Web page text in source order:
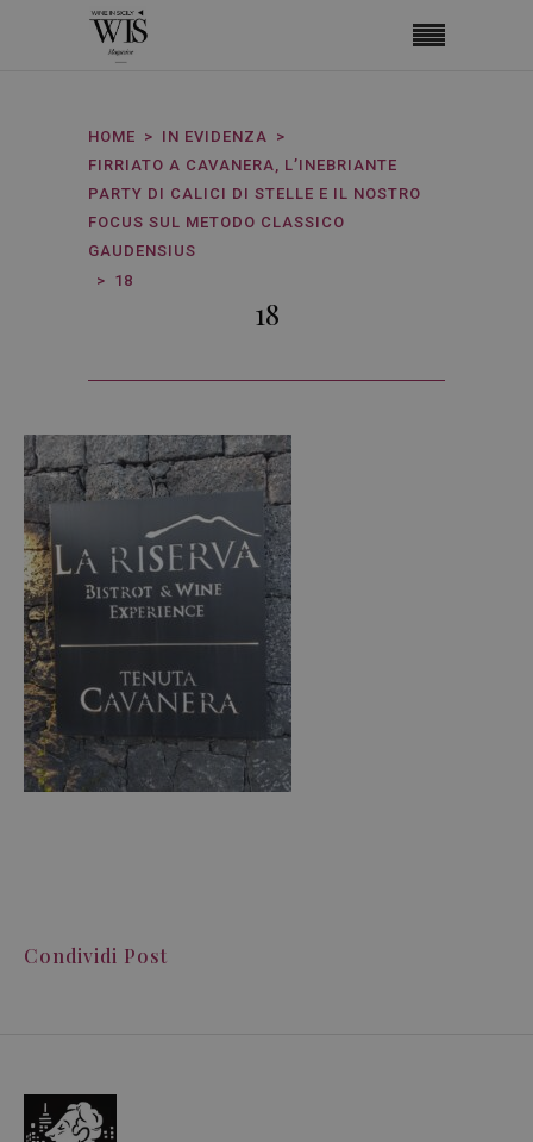
HOME
IN EVIDENZA
FIRRIATO A CAVANERA, L’INEBRIANTE
PARTY DI CALICI DI STELLE E IL NOSTRO
FOCUS SUL METODO CLASSICO
GAUDENSIUS
18
18
Condividi Post